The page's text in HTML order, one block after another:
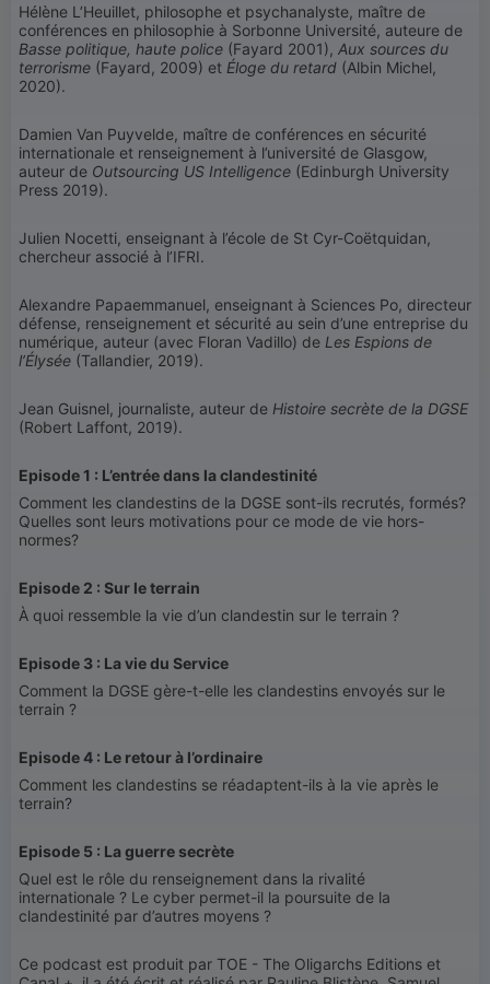
Hélène L’Heuillet, philosophe et psychanalyste, maître de
conférences en philosophie à Sorbonne Université, auteure de
Basse politique, haute police (Fayard 2001), Aux sources du
terrorisme (Fayard, 2009) et Éloge du retard (Albin Michel,
2020).
Damien Van Puyvelde, maître de conférences en sécurité
internationale et renseignement à l’université de Glasgow,
auteur de Outsourcing US Intelligence (Edinburgh University
Press 2019).
Julien Nocetti, enseignant à l’école de St Cyr-Coëtquidan,
chercheur associé à l’IFRI.
Alexandre Papaemmanuel, enseignant à Sciences Po, directeur
défense, renseignement et sécurité au sein d’une entreprise du
numérique, auteur (avec Floran Vadillo) de Les Espions de
l’Élysée (Tallandier, 2019).
Jean Guisnel, journaliste, auteur de Histoire secrète de la DGSE
(Robert Laffont, 2019).
Episode 1 : L’entrée dans la clandestinité
Comment les clandestins de la DGSE sont-ils recrutés, formés?
Quelles sont leurs motivations pour ce mode de vie hors-
normes?
Episode 2 : Sur le terrain
À quoi ressemble la vie d’un clandestin sur le terrain ?
Episode 3 : La vie du Service
Comment la DGSE gère-t-elle les clandestins envoyés sur le
terrain ?
Episode 4 : Le retour à l’ordinaire
Comment les clandestins se réadaptent-ils à la vie après le
terrain?
Episode 5 : La guerre secrète
Quel est le rôle du renseignement dans la rivalité
internationale ? Le cyber permet-il la poursuite de la
clandestinité par d’autres moyens ?
Ce podcast est produit par TOE - The Oligarchs Editions et